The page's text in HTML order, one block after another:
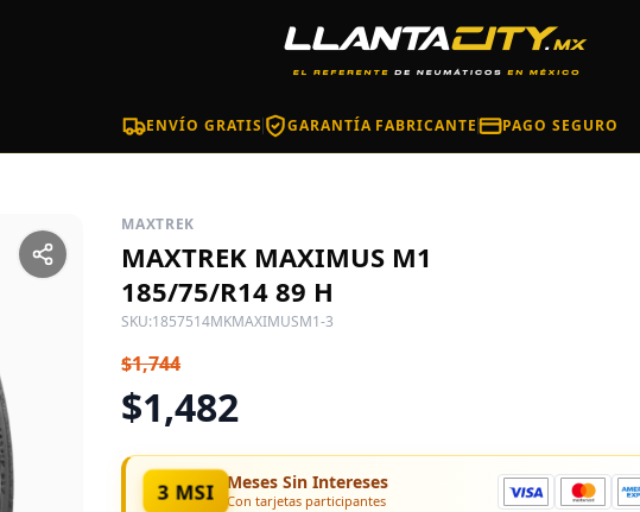
ENVÍO GRATIS GARANTÍA FABRICANTE PAGO SEGURO
MAXTREK
MAXTREK MAXIMUS M1
185/75/R14 89 H
SKU:1857514MKMAXIMUSM1-3
$1,744
$1,482
3 MSI Meses Sin Intereses
Con tarjetas participantes